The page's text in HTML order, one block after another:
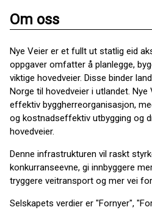
Om oss
Nye Veier er et fullt ut statlig eid
oppgaver omfatter å planlegge,
viktige hovedveier. Disse binder
Norge til hovedveier i utlandet.
effektiv byggherreorganisasjon,
og kostnadseffektiv utbygging og
hovedveier.
Denne infrastrukturen vil raskt
konkurranseevne, gi innbyggere
tryggere veitransport og mer vei
Selskapets verdier er "Fornyer",